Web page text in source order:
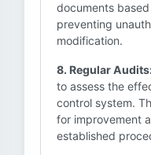
documents
preventing
modification.
8. Regular
to assess the
control system.
for improvement
established